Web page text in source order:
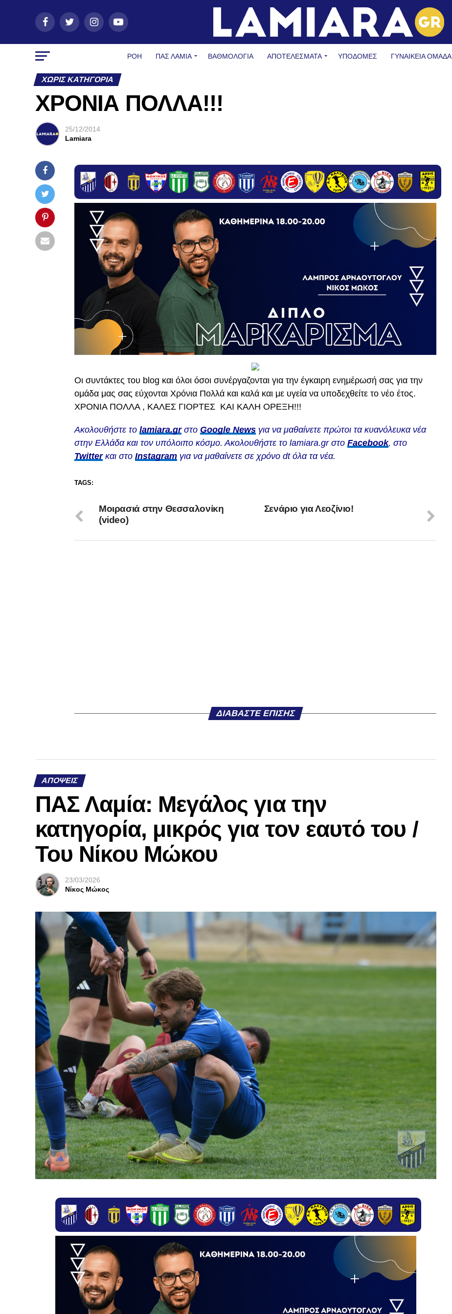
ΡΟΗ ΠΑΣ ΛΑΜΊΑ ΒΑΘΜΟΛΟΓΙΑ ΑΠΟΤΕΛΕΣΜΑΤΑ ΥΠΟΔΟΜΈΣ ΓΥΝΑΙΚΕΊΑ ΟΜΆΔΑ
ΧΩΡΊΣ ΚΑΤΗΓΟΡΊΑ
ΧΡΟΝΙΑ ΠΟΛΛΑ!!!
25/12/2014
Lamiara
Οι συντάκτες του blog και όλοι όσοι συνέργαζονται για την έγκαιρη ενημέρωσή σας για την
ομάδα μας σας εύχονται Χρόνια Πολλά και καλά και με υγεία να υποδεχθείτε το νέο έτος.
ΧΡΟΝΙΑ ΠΟΛΛΑ , ΚΑΛΕΣ ΓΙΟΡΤΕΣ ΚΑΙ ΚΑΛΗ ΟΡΕΞΗ!!!
Ακολουθήστε το lamiara.grστο Google News για να μαθαίνετε πρώτοι τα κυανόλευκα νέα
στην Ελλάδα και τον υπόλοιπο κόσμο. Ακολουθήστε το lamiara.gr στο Facebook, στο
Twitterκαι στο Instagram για να μαθαίνετε σε χρόνο dt όλα τα νέα.
TAGS:
Σενάριο για Λεοζίνιο!
Μοιρασιά στην Θεσσαλονίκη
(video)
ΔΙΑΒΆΣΤΕ ΕΠΊΣΗΣ
ΑΠΌΨΕΙΣ
ΠΑΣ Λαμία: Μεγάλος για την
κατηγορία, μικρός για τον εαυτό του /
Του Νίκου Μώκου
23/03/2026
Νίκος Μώκος